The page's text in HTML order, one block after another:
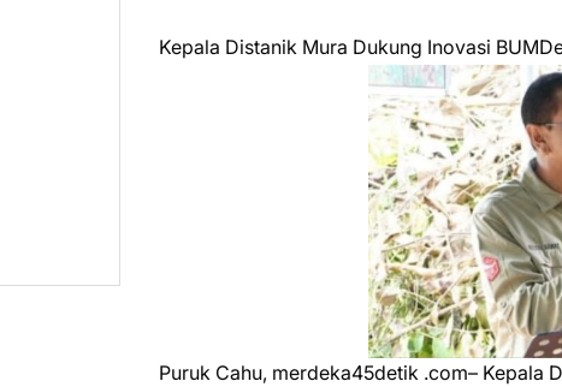
Kepala Distanik Mura Dukung Inovasi
Puruk Cahu, merdeka45detik .com– Kepala